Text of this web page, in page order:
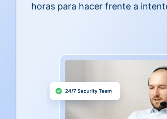
horas para hacer frente a